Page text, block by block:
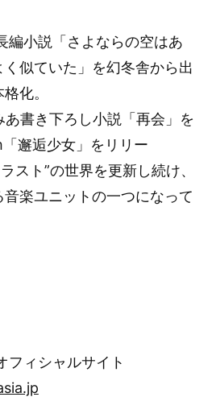
編小説「さよならの空はあ
似ていた」を幻冬舎から出
化。
書き下ろし小説「再会」を
邂逅少女」をリリー
スト”の世界を更新し続け、
楽ユニットの一つになって
フィシャルサイト